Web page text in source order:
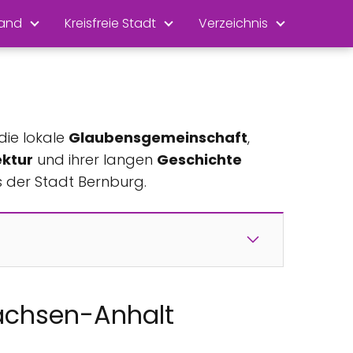
Kreisfreie Stadt Verzeichnis
lokale Glaubensgemeinschaft,
und ihrer langen Geschichte
der Stadt Bernburg.
Anhalt